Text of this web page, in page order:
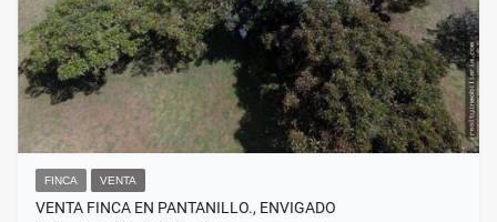
FINCA VENTA
VENTA FINCA EN PANTANILLO., ENVIGADO